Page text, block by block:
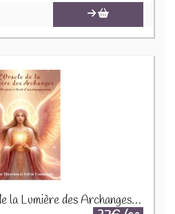
L'Oracle - L'Oracle de la Lumière des Archanges - Jeu de 50 cartes avec livret 77952